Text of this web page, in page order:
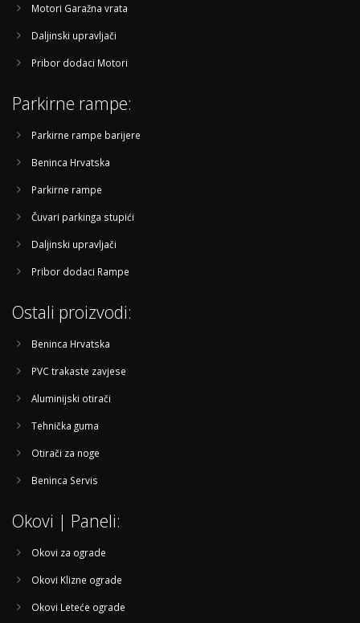
Motori Garažna vrata
Daljinski upravljači
Pribor dodaci Motori
Parkirne rampe:
Parkirne rampe barijere
Beninca Hrvatska
Parkirne rampe
Čuvari parkinga stupići
Daljinski upravljači
Pribor dodaci Rampe
Ostali proizvodi:
Beninca Hrvatska
PVC trakaste zavjese
Aluminijski otirači
Tehnička guma
Otirači za noge
Beninca Servis
Okovi | Paneli:
Okovi za ograde
Okovi Klizne ograde
Okovi Leteće ograde